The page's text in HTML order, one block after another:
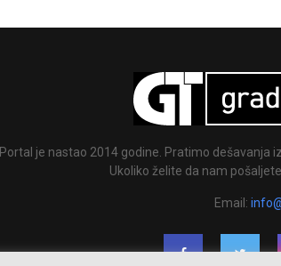
Portal je nastao 2014 godine. Pratimo dešavanja
Ukoliko želite da nam
Email: